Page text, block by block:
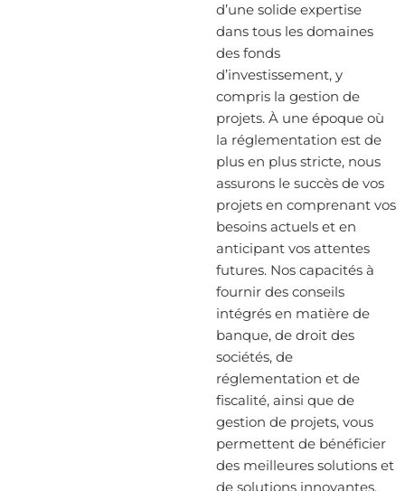
d’une solide expertise
dans tous les domaines
des fonds
d’investissement, y
compris la gestion de
projets. À une époque où
la réglementation est de
plus en plus stricte, nous
assurons le succès de vos
projets en comprenant vos
besoins actuels et en
anticipant vos attentes
futures. Nos capacités à
fournir des conseils
intégrés en matière de
banque, de droit des
sociétés, de
réglementation et de
fiscalité, ainsi que de
gestion de projets, vous
permettent de bénéficier
des meilleures solutions et
de solutions innovantes.